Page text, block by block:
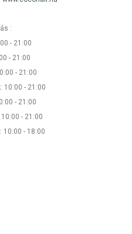
:
- 21:00
- 21:00
- 21:00
10:00 - 21:00
- 21:00
- 21:00
10:00 - 18:00